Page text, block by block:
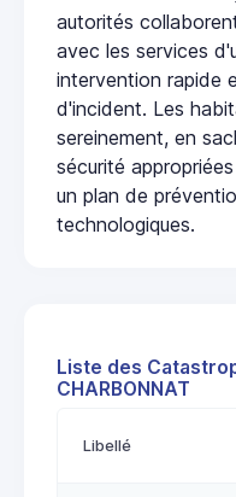
autorités
avec les services
intervention rapide
d'incident. Les
sereinement, en
sécurité
un plan de
technologiques.
Liste des
CHARBONNAT
Libellé